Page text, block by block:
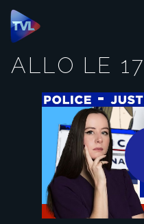
Panneau de gestion des
ALLO LE